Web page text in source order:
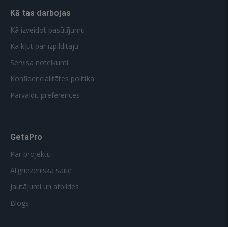
Kā tas darbojas
Kā izveidot pasūtījumu
Kā kļūt par izpildītāju
Servisa noteikumi
Konfidencialitātes politika
Pārvaldīt preferences
GetaPro
Par projektu
Atgriezeniskā saite
Jautājumi un atbildes
Blogs